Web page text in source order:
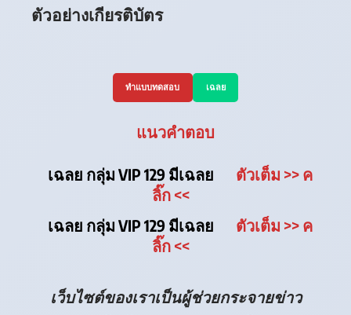
ตัวอย่างเกียรติบัตร
ทำแบบทดสอบ เฉลย
แนวคำตอบ
เฉลย กลุ่ม VIP 129 มีเฉลย ตัวเต็ม >> ค
ลิ๊ก <<
เฉลย กลุ่ม VIP 129 มีเฉลย
ตัวเต็ม >> ค
ลิ๊ก <<
เว็บไซต์ของเราเป็นผู้ช่วยกระจายข่าว